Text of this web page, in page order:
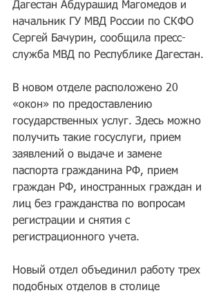
Дагестан Абдурашид Магомедов и
начальник ГУ МВД России по СКФО
Сергей Бачурин, сообщила пресс-
служба МВД по Республике Дагестан.
В новом отделе расположено 20
«окон» по предоставлению
государственных услуг. Здесь можно
получить такие госуслуги, прием
заявлений о выдаче и замене
паспорта гражданина РФ, прием
граждан РФ, иностранных граждан и
лиц без гражданства по вопросам
регистрации и снятия с
регистрационного учета.
Новый отдел объединил работу трех
подобных отделов в столице